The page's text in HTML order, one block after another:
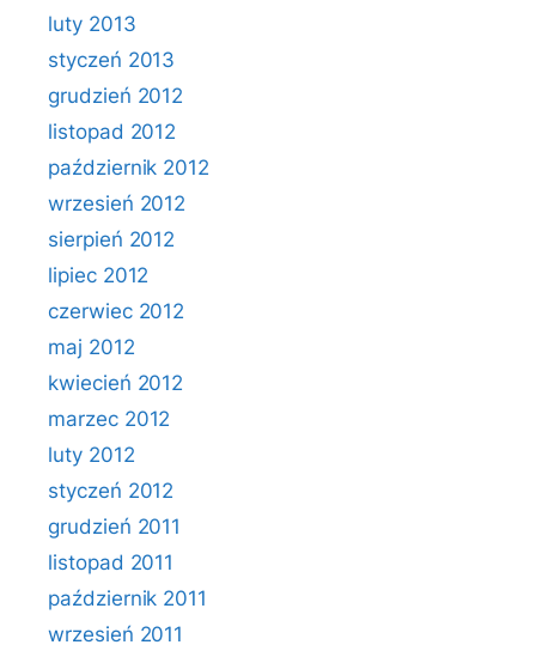
luty 2013
styczeń 2013
grudzień 2012
listopad 2012
październik 2012
wrzesień 2012
sierpień 2012
lipiec 2012
czerwiec 2012
maj 2012
kwiecień 2012
marzec 2012
luty 2012
styczeń 2012
grudzień 2011
listopad 2011
październik 2011
wrzesień 2011